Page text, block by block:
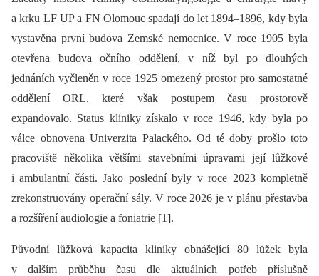
a krku LF UP a FN Olomouc spadají do let 1894–1896, kdy byla
vystavěna první budova Zemské nemocnice. V roce 1905 byla
otevřena budova očního oddělení, v níž byl po dlouhých
jednáních vyčleněn v roce 1925 omezený prostor pro samostatné
oddělení ORL, které však postupem času prostorově
expandovalo. Status kliniky získalo v roce 1946, kdy byla po
válce obnovena Univerzita Palackého. Od té doby prošlo toto
pracoviště několika většími stavebními úpravami její lůžkové
i ambulantní části. Jako poslední byly v roce 2023 kompletně
zrekonstruovány operační sály. V roce 2026 je v plánu přestavba
a rozšíření audiologie a foniatrie [1].
Původní lůžková kapacita kliniky obnášející 80 lůžek byla
v dalším průběhu času dle aktuálních potřeb příslušně